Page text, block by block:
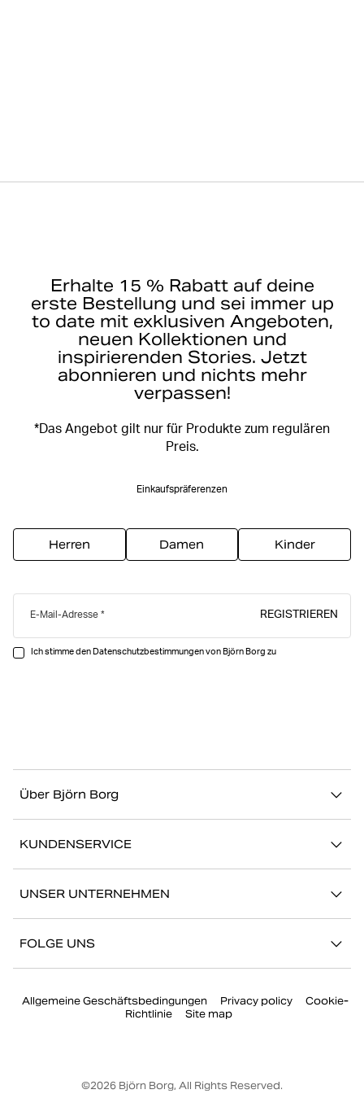
Erhalte 15 % Rabatt auf deine
erste Bestellung und sei immer up
to date mit exklusiven Angeboten,
neuen Kollektionen und
inspirierenden Stories. Jetzt
abonnieren und nichts mehr
verpassen!
*Das Angebot gilt nur für Produkte zum regulären
Preis.
Einkaufspräferenzen
Herren Damen Kinder
E-Mail-Adresse REGISTRIEREN
Ich stimme den Datenschutzbestimmungen von Björn Borg zu
Über Björn Borg
Geschichten
Storefinder
KUNDENSERVICE
Zurückkehren/Beanspruchen
Mein Konto
UNSER UNTERNEHMEN
FOLGE UNS
Facebook
Allgemeine Geschäftsbedingungen Privacy policy
Cookie-
Richtlinie
Site map
©2026 Björn Borg, All Rights Reserved.